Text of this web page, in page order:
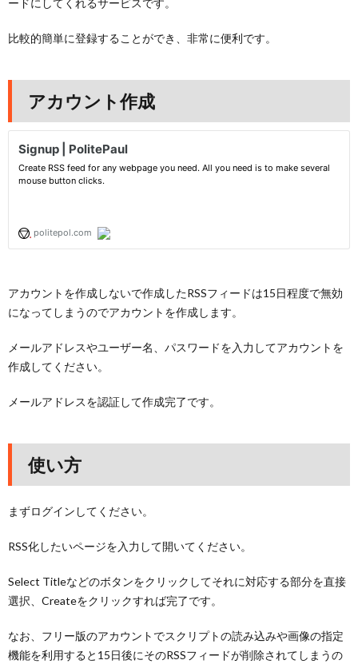
ードにしてくれるサービスです。
比較的簡単に登録することができ、非常に便利です。
アカウント作成
アカウントを作成しないで作成したRSSフィードは15日程度で無効
になってしまうのでアカウントを作成します。
メールアドレスやユーザー名、パスワードを入力してアカウントを
作成してください。
メールアドレスを認証して作成完了です。
使い方
まずログインしてください。
RSS化したいページを入力して開いてください。
Select Titleなどのボタンをクリックしてそれに対応する部分を直接
選択、Createをクリックすれば完了です。
なお、フリー版のアカウントでスクリプトの読み込みや画像の指定
機能を利用すると15日後にそのRSSフィードが削除されてしまうの